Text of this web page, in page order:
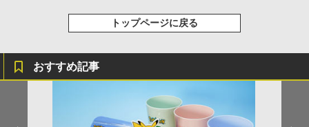
トップページに戻る
おすすめ記事